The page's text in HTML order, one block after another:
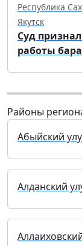
Республика
Якутск
Суд
работы
Районы
Абыйский
Алданский